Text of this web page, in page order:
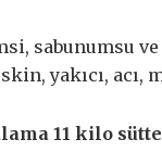
sabunumsu
yakıcı, acı,
11 kilo